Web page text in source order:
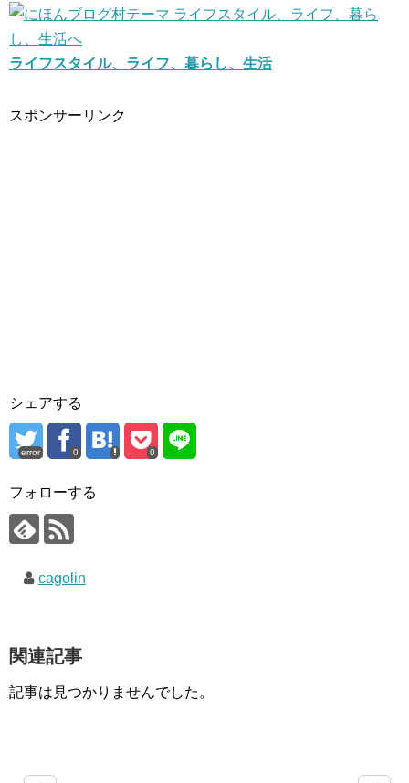
ライフスタイル、ライフ、暮らし、生活
スポンサーリンク
シェアする
error 0 0
フォローする
cagolin
関連記事
記事は見つかりませんでした。